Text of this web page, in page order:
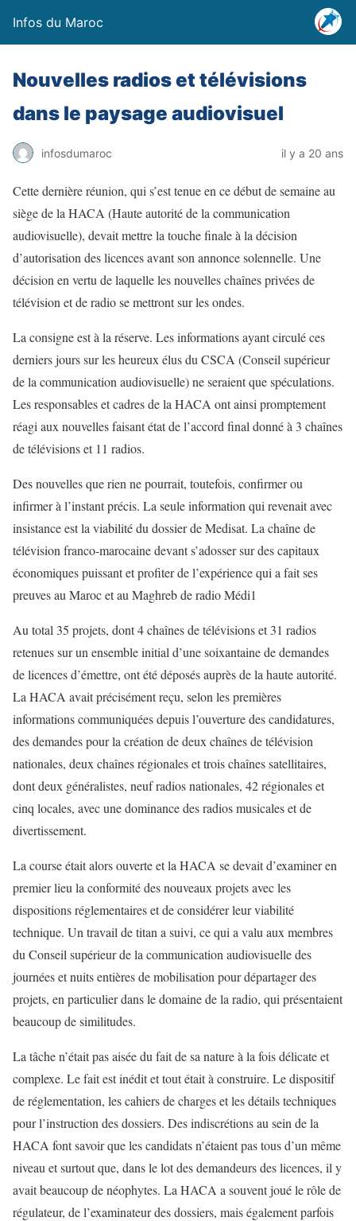
Infos du Maroc
Nouvelles radios et télévisions
dans le paysage audiovisuel
infosdumaroc il y a 20 ans
Cette dernière réunion, qui s’est tenue en ce début de semaine au
siège de la HACA (Haute autorité de la communication
audiovisuelle), devait mettre la touche finale à la décision
d’autorisation des licences avant son annonce solennelle. Une
décision en vertu de laquelle les nouvelles chaînes privées de
télévision et de radio se mettront sur les ondes.
La consigne est à la réserve. Les informations ayant circulé ces
derniers jours sur les heureux élus du CSCA (Conseil supérieur
de la communication audiovisuelle) ne seraient que spéculations.
Les responsables et cadres de la HACA ont ainsi promptement
réagi aux nouvelles faisant état de l’accord final donné à 3 chaînes
de télévisions et 11 radios.
Des nouvelles que rien ne pourrait, toutefois, confirmer ou
infirmer à l’instant précis. La seule information qui revenait avec
insistance est la viabilité du dossier de Medisat. La chaîne de
télévision franco-marocaine devant s’adosser sur des capitaux
économiques puissant et profiter de l’expérience qui a fait ses
preuves au Maroc et au Maghreb de radio Médi1
Au total 35 projets, dont 4 chaînes de télévisions et 31 radios
retenues sur un ensemble initial d’une soixantaine de demandes
de licences d’émettre, ont été déposés auprès de la haute autorité.
La HACA avait précisément reçu, selon les premières
informations communiquées depuis l’ouverture des candidatures,
des demandes pour la création de deux chaînes de télévision
nationales, deux chaînes régionales et trois chaînes satellitaires,
dont deux généralistes, neuf radios nationales, 42 régionales et
cinq locales, avec une dominance des radios musicales et de
divertissement.
La course était alors ouverte et la HACA se devait d’examiner en
premier lieu la conformité des nouveaux projets avec les
dispositions réglementaires et de considérer leur viabilité
technique. Un travail de titan a suivi, ce qui a valu aux membres
du Conseil supérieur de la communication audiovisuelle des
journées et nuits entières de mobilisation pour départager des
projets, en particulier dans le domaine de la radio, qui présentaient
beaucoup de similitudes.
La tâche n’était pas aisée du fait de sa nature à la fois délicate et
complexe. Le fait est inédit et tout était à construire. Le dispositif
de réglementation, les cahiers de charges et les détails techniques
pour l’instruction des dossiers. Des indiscrétions au sein de la
HACA font savoir que les candidats n’étaient pas tous d’un même
niveau et surtout que, dans le lot des demandeurs des licences, il y
avait beaucoup de néophytes. La HACA a souvent joué le rôle de
régulateur, de l’examinateur des dossiers, mais également parfois